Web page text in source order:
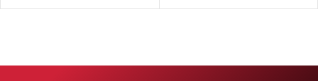
kogatanou. Vhodné na trénink
Neostřená čepel vyrobena z
pochvou.